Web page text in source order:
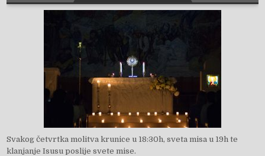
Svakog četvrtka molitva krunice u 18:30h, sveta misa u 19h te
klanjanje Isusu poslije svete mise.